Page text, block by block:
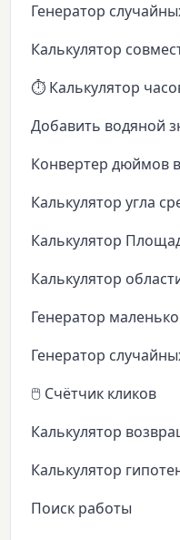
Генератор
Калькулятор
⏱️ Калькулятор
Добавить водяной
Конвертер дюймов
Калькулятор угла
Калькулятор
Калькулятор
Генератор маленького
Генератор
🖱️ Счётчик кликов
Калькулятор
Калькулятор
Поиск работы